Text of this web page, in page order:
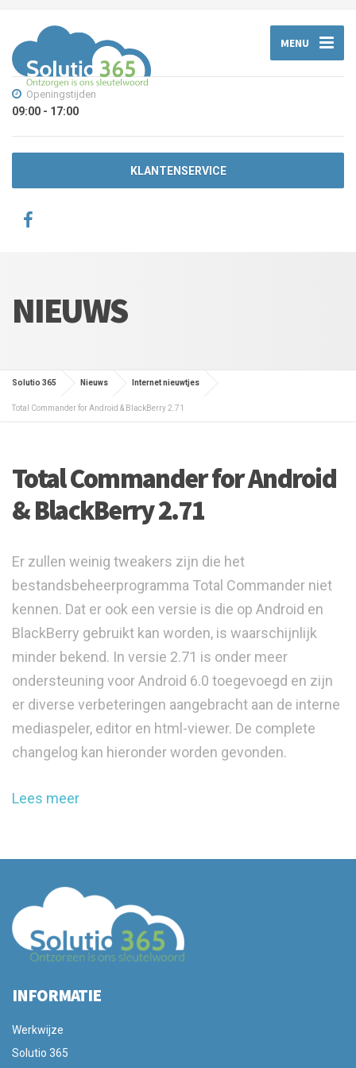
MENU
Openingstijden
09:00 - 17:00
KLANTENSERVICE
NIEUWS
Solutio 365 Nieuws Internet nieuwtjes
Total Commander for Android & BlackBerry 2.71
Total Commander for Android
& BlackBerry 2.71
Er zullen weinig tweakers zijn die het
bestandsbeheerprogramma Total Commander niet
kennen. Dat er ook een versie is die op Android en
BlackBerry gebruikt kan worden, is waarschijnlijk
minder bekend. In versie 2.71 is onder meer
ondersteuning voor Android 6.0 toegevoegd en zijn
er diverse verbeteringen aangebracht aan de interne
mediaspeler, editor en html-viewer. De complete
changelog kan hieronder worden gevonden.
Lees meer
INFORMATIE
Werkwijze
Solutio 365